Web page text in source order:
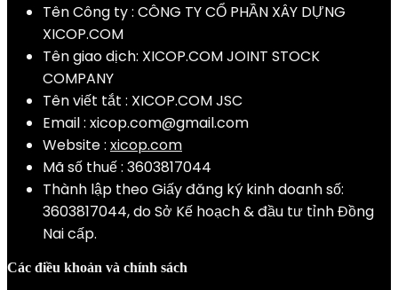
Tên Công ty : CÔNG TY CỔ PHẦN XÂY DỰNG
XICOP.COM
Tên giao dịch: XICOP.COM JOINT STOCK
COMPANY
Tên viết tắt : XICOP.COM JSC
Email : xicop.com@gmail.com
Website : xicop.com
Mã số thuế : 3603817044
Thành lập theo Giấy đăng ký kinh doanh số:
3603817044, do Sở Kế hoạch & đầu tư tỉnh Đồng
Nai cấp.
Các điều khoản và chính sách